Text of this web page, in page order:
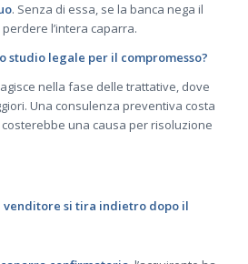
. Senza di essa, se la banca nega il
l’intera caparra.
studio legale per il compromesso?
nella fase delle trattative, dove
Una consulenza preventiva costa
una causa per risoluzione
venditore si tira indietro dopo il